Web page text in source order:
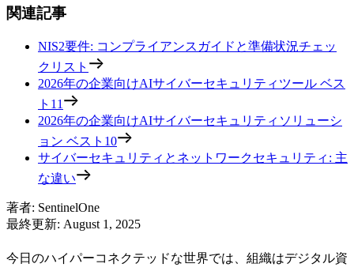
関連記事
NIS2要件: コンプライアンスガイドと準備状況チェッ
クリスト
2026年の企業向けAIサイバーセキュリティツール ベス
ト11
2026年の企業向けAIサイバーセキュリティソリューシ
ョン ベスト10
サイバーセキュリティとネットワークセキュリティ: 主
な違い
著者: SentinelOne
最終更新: August 1, 2025
今日のハイパーコネクテッドな世界では、組織はデジタル資